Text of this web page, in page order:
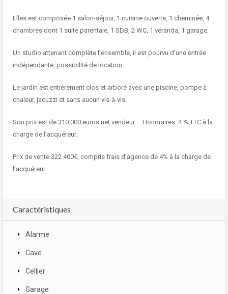
Elles est composée 1 salon-séjour, 1 cuisine ouverte, 1 cheminée, 4
chambres dont 1 suite parentale, 1 SDB, 2 WC, 1 véranda, 1 garage.
Un studio attenant complète l’ensemble, il est pourvu d’une entrée
indépendante, possibilité de location.
Le jardin est entièrement clos et arboré avec une piscine, pompe à
chaleur, jacuzzi et sans aucun vis-à-vis.
Son prix est de 310.000 euros net vendeur – Honoraires: 4 % TTC à la
charge de l’acquéreur.
Prix de vente 322 400€, compris frais d’agence de 4% à la charge de
l’acquéreur.
Caractéristiques
Alarme
Cave
Cellier
Garage